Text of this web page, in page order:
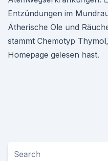
Entzündungen im
Ätherische Öle und
stammt Chemotyp
Homepage gelesen hast.